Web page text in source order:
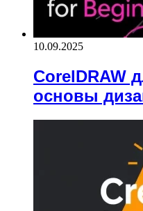
10.09.2025
CorelDRAW
основы